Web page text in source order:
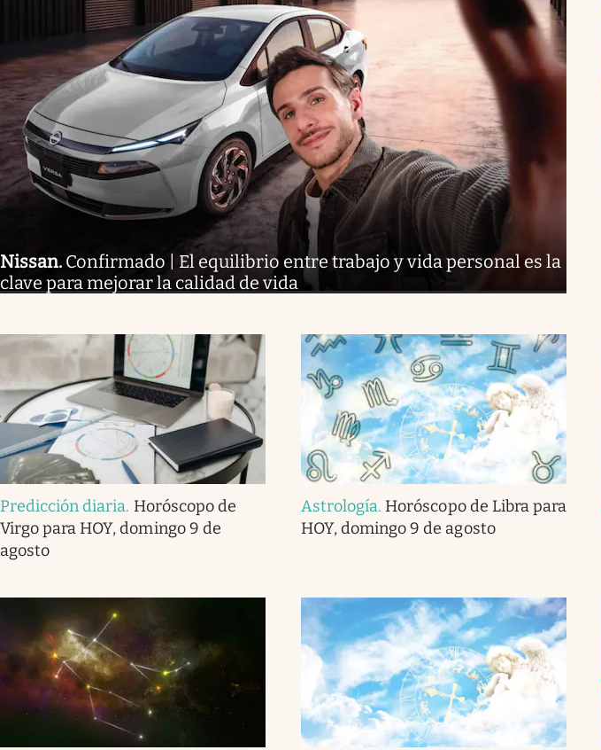
Nissan. Confirmado | El equilibrio entre trabajo y vida personal es la
clave para mejorar la calidad de vida
Predicción diaria. Horóscopo de
Virgo para HOY, domingo 9 de
agosto
Astrología. Horóscopo de Libra para
HOY, domingo 9 de agosto